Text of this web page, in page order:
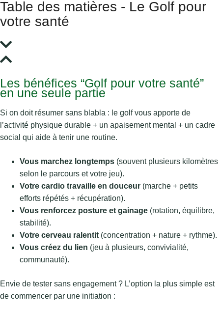
Table des matières - Le Golf pour
votre santé
Les bénéfices “Golf pour votre santé”
en une seule partie
Si on doit résumer sans blabla : le golf vous apporte de
l’activité physique durable + un apaisement mental + un cadre
social qui aide à tenir une routine.
Vous marchez longtemps (souvent plusieurs kilomètres
selon le parcours et votre jeu).
Votre cardio travaille en douceur (marche + petits
efforts répétés + récupération).
Vous renforcez posture et gainage (rotation, équilibre,
stabilité).
Votre cerveau ralentit (concentration + nature + rythme).
Vous créez du lien (jeu à plusieurs, convivialité,
communauté).
Envie de tester sans engagement ? L’option la plus simple est
de commencer par une initiation :